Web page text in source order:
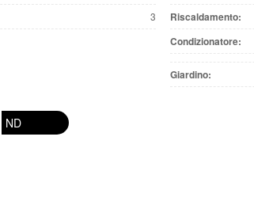
3 Riscaldamento:
Condizionatore:
Giardino:
ND